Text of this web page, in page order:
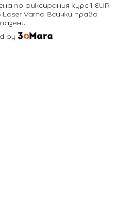
по фиксирания курс 1 EUR
Laser Varna Всички права
by